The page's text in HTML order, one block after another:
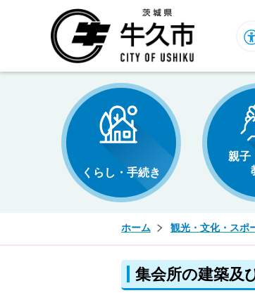
くらし・手続き
親子
ホーム 観光・文化・スポ
集会所の建築及